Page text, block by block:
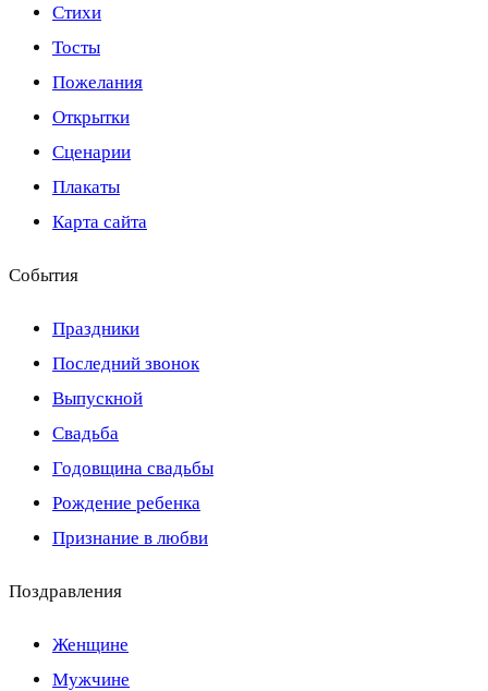
Стихи
Тосты
Пожелания
Открытки
Сценарии
Плакаты
Карта сайта
События
Праздники
Последний звонок
Выпускной
Свадьба
Годовщина свадьбы
Рождение ребенка
Признание в любви
Поздравления
Женщине
Мужчине